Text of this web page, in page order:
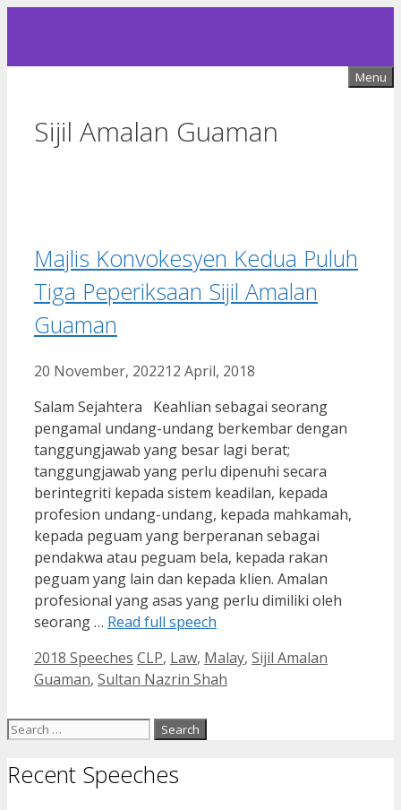
Menu
Sijil Amalan Guaman
Majlis Konvokesyen Kedua Puluh
Tiga Peperiksaan Sijil Amalan
Guaman
20 November, 202212 April, 2018
Salam Sejahtera Keahlian sebagai seorang
pengamal undang-undang berkembar dengan
tanggungjawab yang besar lagi berat;
tanggungjawab yang perlu dipenuhi secara
berintegriti kepada sistem keadilan, kepada
profesion undang-undang, kepada mahkamah,
kepada peguam yang berperanan sebagai
pendakwa atau peguam bela, kepada rakan
peguam yang lain dan kepada klien. Amalan
profesional yang asas yang perlu dimiliki oleh
seorang … Read full speech
Categories
2018 Speeches Tags
CLP, Law, Malay, Sijil Amalan
Guaman, Sultan Nazrin Shah
Search
Recent Speeches